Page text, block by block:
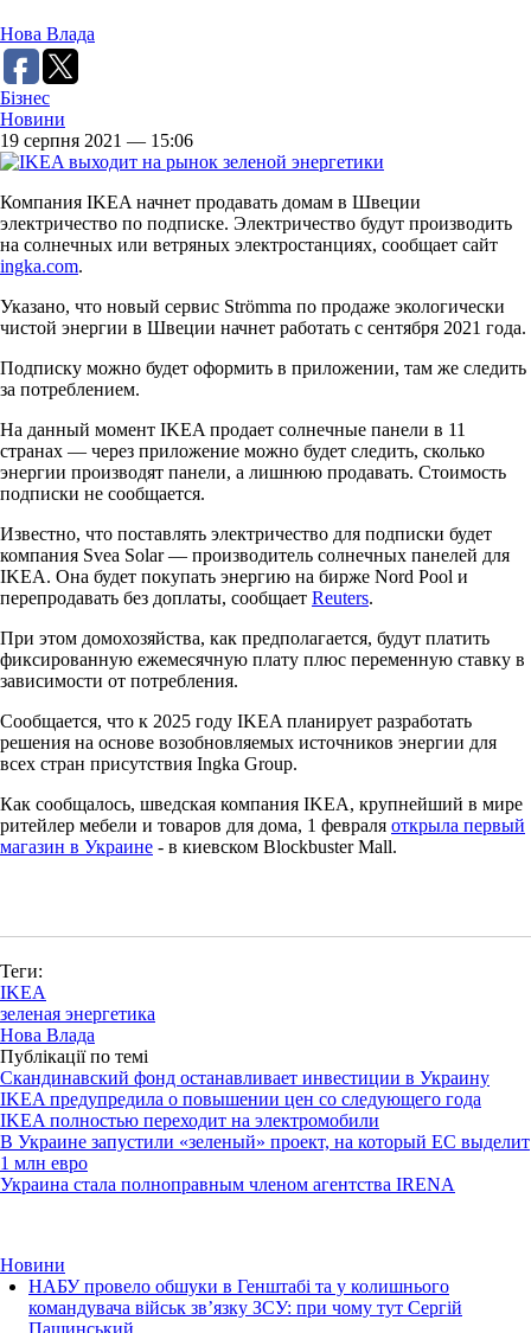
Нова Влада
Бізнес
Новини
19 серпня 2021 — 15:06
Компания IKEA начнет продавать домам в Швеции
электричество по подписке. Электричество будут производить
на солнечных или ветряных электростанциях, сообщает сайт
ingka.com.
Указано, что новый сервис Strömma по продаже экологически
чистой энергии в Швеции начнет работать с сентября 2021 года.
Подписку можно будет оформить в приложении, там же следить
за потреблением.
На данный момент IKEA продает солнечные панели в 11
странах — через приложение можно будет следить, сколько
энергии производят панели, а лишнюю продавать. Стоимость
подписки не сообщается.
Известно, что поставлять электричество для подписки будет
компания Svea Solar — производитель солнечных панелей для
IKEA. Она будет покупать энергию на бирже Nord Pool и
перепродавать без доплаты, сообщает Reuters.
При этом домохозяйства, как предполагается, будут платить
фиксированную ежемесячную плату плюс переменную ставку в
зависимости от потребления.
Сообщается, что к 2025 году IKEA планирует разработать
решения на основе возобновляемых источников энергии для
всех стран присутствия Ingka Group.
Как сообщалось, шведская компания IKEA, крупнейший в мире
ритейлер мебели и товаров для дома, 1 февраля открыла первый
магазин в Украине - в киевском Blockbuster Mall.
Теги:
IKEA
зеленая энергетика
Нова Влада
Публікації по темі
Скандинавский фонд останавливает инвестиции в Украину
IKEA предупредила о повышении цен со следующего года
IKEA полностью переходит на электромобили
В Украине запустили «зеленый» проект, на который ЕС выделит
1 млн евро
Украина стала полноправным членом агентства IRENA
Новини
НАБУ провело обшуки в Генштабі та у колишнього
командувача військ зв’язку ЗСУ: при чому тут Сергій
Пашинський